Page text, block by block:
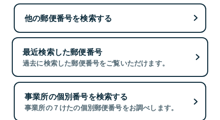
他の郵便番号を検索する
最近検索した郵便番号
過去に検索した郵便番号をご覧いただけます。
事業所の個別番号を検索する
事業所の７けたの個別郵便番号をお調べします。